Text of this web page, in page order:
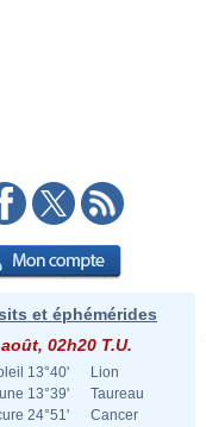
et éphémérides
02h20 T.U.
13°40'
Lion
13°39'
Taureau
24°51'
Cancer